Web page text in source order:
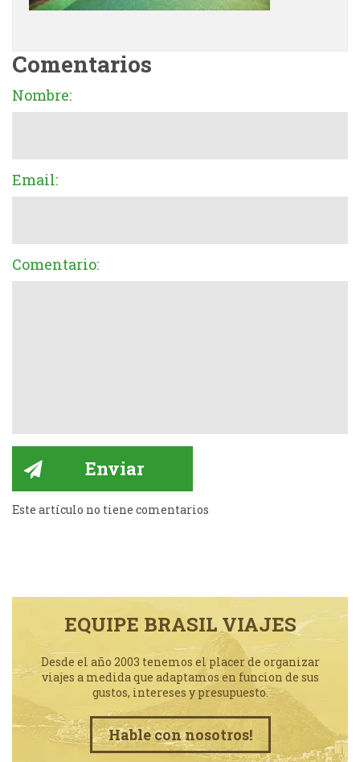
Comentarios
Nombre:
Email:
Comentario:
Este artículo no tiene comentarios
EQUIPE BRASIL VIAJES
Desde el año 2003 tenemos el placer de organizar
viajes a medida que adaptamos en funcion de sus
gustos, intereses y presupuesto.
Hable con nosotros!